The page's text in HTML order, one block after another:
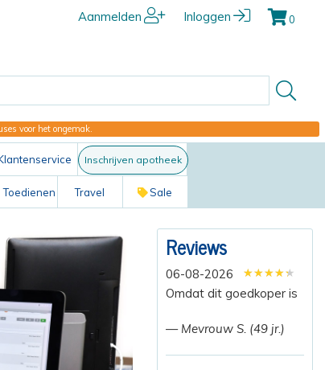
Aanmelden Inloggen 0
voor het ongemak.
Inschrijven apotheek
Toedienen Travel Sale
Reviews
06-08-2026 ★★★★★
★★★★★
★★★★★
Omdat dit goedkoper is
— Mevrouw S. (49 jr.)